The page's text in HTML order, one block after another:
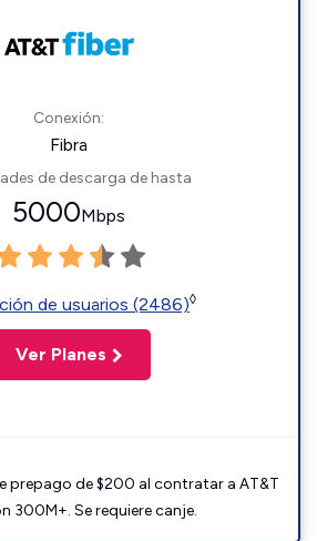
Conexión:
Fibra
de descarga de hasta
5000Mbps
de usuarios (2486)◊
Ver Planes
prepago de $200 al contratar a AT&T
300M+. Se requiere canje.